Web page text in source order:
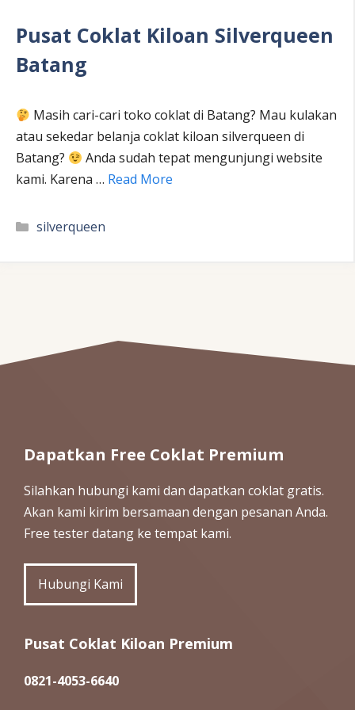
Pusat Coklat Kiloan Silverqueen
Batang
Masih cari-cari toko coklat di Batang? Mau kulakan
atau sekedar belanja coklat kiloan silverqueen di
Batang?
Anda sudah tepat mengunjungi website
kami. Karena … Read More
Kategori
silverqueen
Dapatkan Free Coklat Premium
Silahkan hubungi kami dan dapatkan coklat gratis.
Akan kami kirim bersamaan dengan pesanan Anda.
Free tester datang ke tempat kami.
Hubungi Kami
Pusat Coklat Kiloan Premium
0821-4053-6640